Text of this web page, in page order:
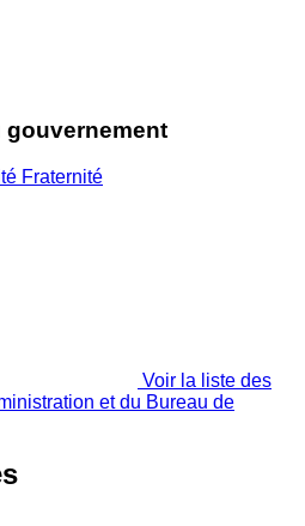
gouvernement
Voir la liste des
et du Bureau de